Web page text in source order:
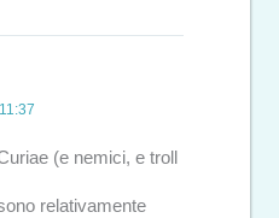
(e nemici, e troll
relativamente